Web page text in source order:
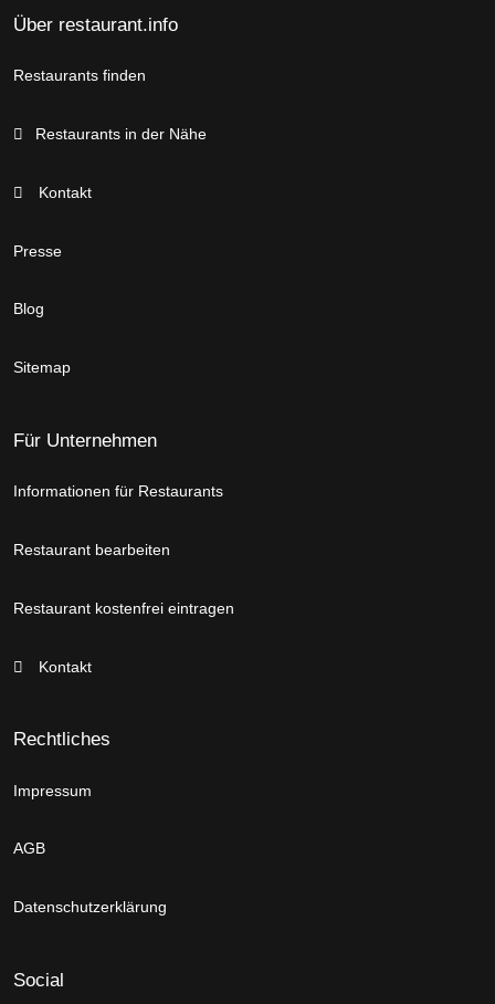
Über restaurant.info
Restaurants finden
Restaurants in der Nähe
Kontakt
Presse
Blog
Sitemap
Für Unternehmen
Informationen für Restaurants
Restaurant bearbeiten
Restaurant kostenfrei eintragen
Kontakt
Rechtliches
Impressum
AGB
Datenschutzerklärung
Social